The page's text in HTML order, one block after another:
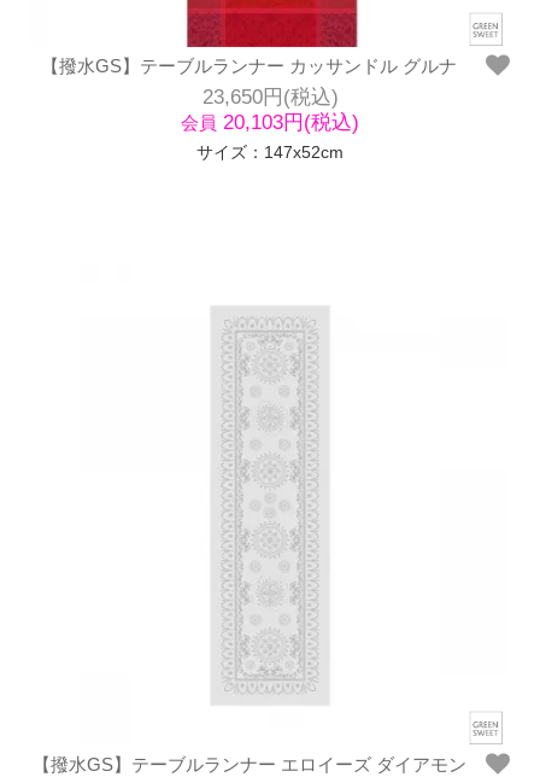
【撥水GS】テーブルランナー カッサンドル グルナ
23,650円(税込)
会員 20,103円(税込)
サイズ：147x52cm
【撥水GS】テーブルランナー エロイーズ ダイアモン